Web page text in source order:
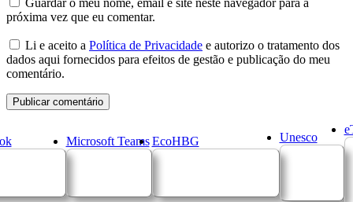
Guardar o meu nome, email e site neste navegador para a
próxima vez que eu comentar.
Li e aceito a Política de Privacidade e autorizo o tratamento dos
dados aqui fornecidos para efeitos de gestão e publicação do meu
comentário.
Microsoft Teams EcoHBG Unesco